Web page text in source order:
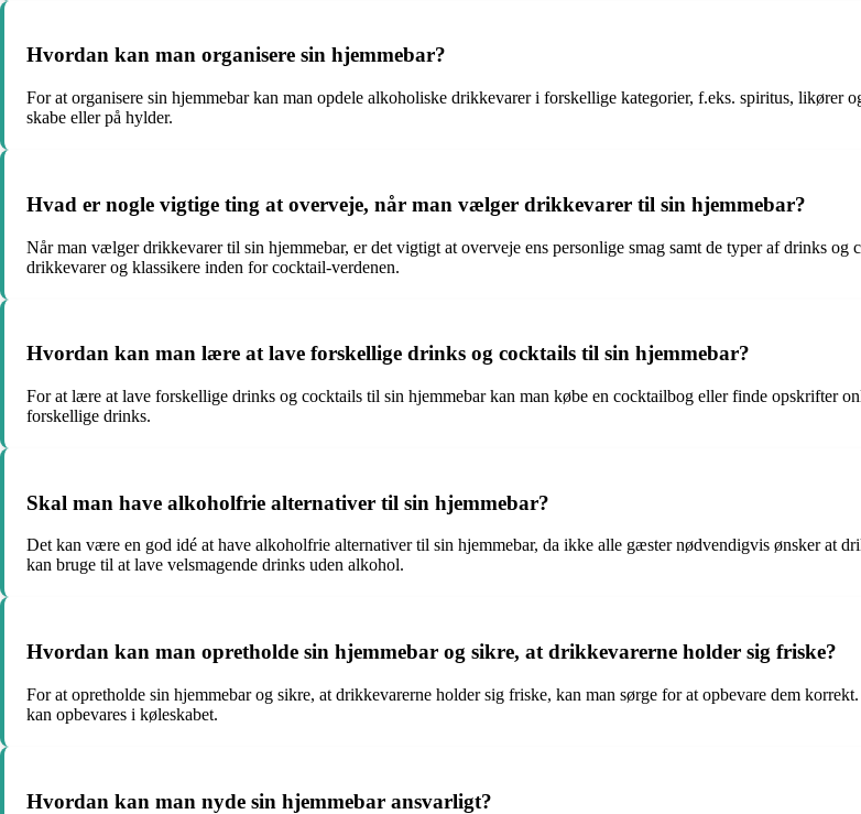
Hvordan kan man organisere sin hjemmebar?
For at organisere sin hjemmebar kan man opdele alkoholiske drikkevarer i forskellige kategorier, f.eks. spiritus, likører
skabe eller på hylder.
Hvad er nogle vigtige ting at overveje, når man vælger drikkevarer til sin hjemmebar?
Når man vælger drikkevarer til sin hjemmebar, er det vigtigt at overveje ens personlige smag samt de typer af drinks
drikkevarer og klassikere inden for cocktail-verdenen.
Hvordan kan man lære at lave forskellige drinks og cocktails til sin hjemmebar?
For at lære at lave forskellige drinks og cocktails til sin hjemmebar kan man købe en cocktailbog eller finde opskrifter
forskellige drinks.
Skal man have alkoholfrie alternativer til sin hjemmebar?
Det kan være en god idé at have alkoholfrie alternativer til sin hjemmebar, da ikke alle gæster nødvendigvis ønsker at
kan bruge til at lave velsmagende drinks uden alkohol.
Hvordan kan man opretholde sin hjemmebar og sikre, at drikkevarerne holder sig friske?
For at opretholde sin hjemmebar og sikre, at drikkevarerne holder sig friske, kan man sørge for at opbevare dem
kan opbevares i køleskabet.
Hvordan kan man nyde sin hjemmebar ansvarligt?